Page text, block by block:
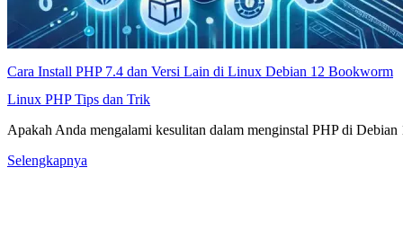
Cara Install PHP 7.4 dan Versi Lain di Linux Debian 12 Bookworm
Linux PHPTips dan Trik
Apakah Anda mengalami kesulitan dalam menginstal PHP di
Selengkapnya